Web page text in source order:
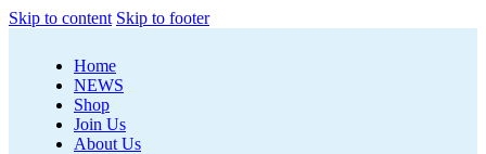
Skip to content Skip to footer
Home
NEWS
Shop
Join Us
About Us